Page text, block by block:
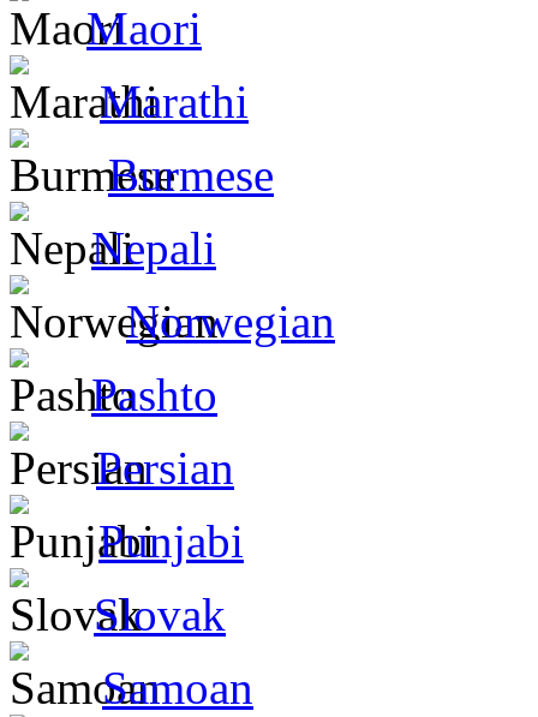
Maori
Marathi
Burmese
Nepali
Norwegian
Pashto
Persian
Punjabi
Slovak
Samoan